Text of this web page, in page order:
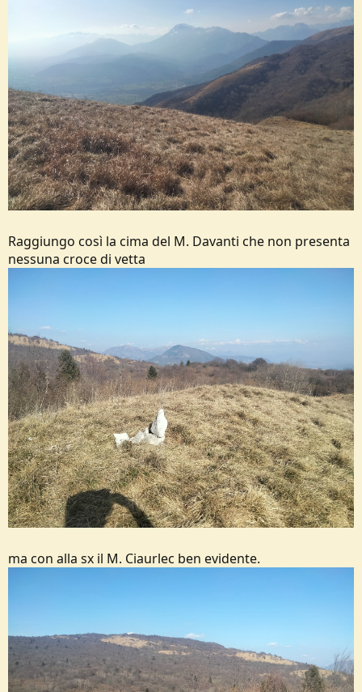
Raggiungo così la cima del M. Davanti che non presenta
nessuna croce di vetta
ma con alla sx il M. Ciaurlec ben evidente.